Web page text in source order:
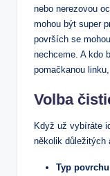
nebo nerezovou
mohou být super
površích se
nechceme. A kdo
pomačkanou
Volba
Když už vybíráte
několik důležitých
Typ